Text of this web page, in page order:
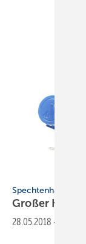
Spechtenhauser
Großer
28.05.2018 -